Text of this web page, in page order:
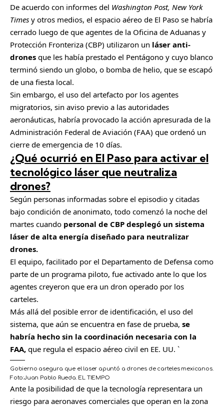
De acuerdo con informes del Washington Post, New York
Times y otros medios, el espacio aéreo de El Paso se habría
cerrado luego de que agentes de la Oficina de Aduanas y
Protección Fronteriza (CBP) utilizaron un láser anti-
drones que les había prestado el Pentágono y cuyo blanco
terminó siendo un globo, o bomba de helio, que se escapó
de una fiesta local.
Sin embargo, el uso del artefacto por los agentes
migratorios, sin aviso previo a las autoridades
aeronáuticas, habría provocado la acción apresurada de la
Administración Federal de Aviación (FAA) que ordenó un
cierre de emergencia de 10 días.
¿Qué ocurrió en El Paso para activar el
tecnológico láser que neutraliza
drones?
Según personas informadas sobre el episodio y citadas
bajo condición de anonimato, todo comenzó la noche del
martes cuando personal de CBP desplegó un sistema
láser de alta energía diseñado para neutralizar
drones.
El equipo, facilitado por el Departamento de Defensa como
parte de un programa piloto, fue activado ante lo que los
agentes creyeron que era un dron operado por los
carteles.
Más allá del posible error de identificación, el uso del
sistema, que aún se encuentra en fase de prueba, se
habría hecho sin la coordinación necesaria con la
FAA, que regula el espacio aéreo civil en EE. UU. `
Gobierno asegura que el laser apuntó a drones de carteles mexicanos.
Foto:Juan Pablo Rueda. EL TIEMPO
Ante la posibilidad de que la tecnología representara un
riesgo para aeronaves comerciales que operan en la zona